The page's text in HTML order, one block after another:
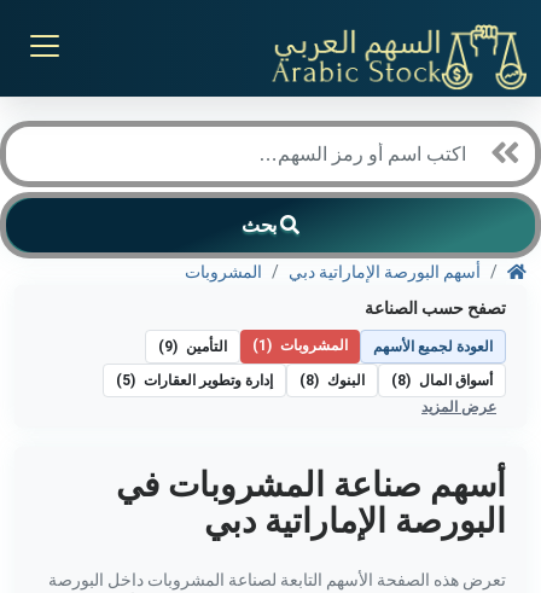
بحث
أسهم البورصة الإماراتية دبي
المشروبات
تصفح حسب الصناعة
العودة لجميع الأسهم المشروبات (1) التأمين (9)
أسواق المال (8) البنوك (8) إدارة وتطوير العقارات (5)
عرض المزيد
أسهم صناعة المشروبات في
البورصة الإماراتية دبي
تعرض هذه الصفحة الأسهم التابعة لصناعة المشروبات داخل البورصة